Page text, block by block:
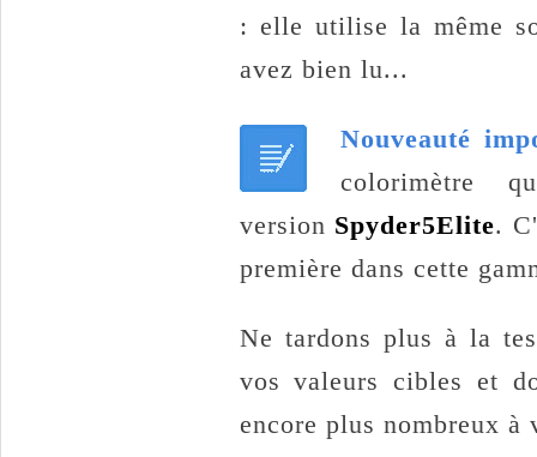
: elle utilise la même
avez bien lu...
Nouveauté
colorimètre
version Spyder5Elite.
première dans cette
Ne tardons plus à la
vos valeurs cibles et
encore plus nombreux